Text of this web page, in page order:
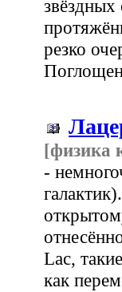
резко
[физика
-
Lac,
как